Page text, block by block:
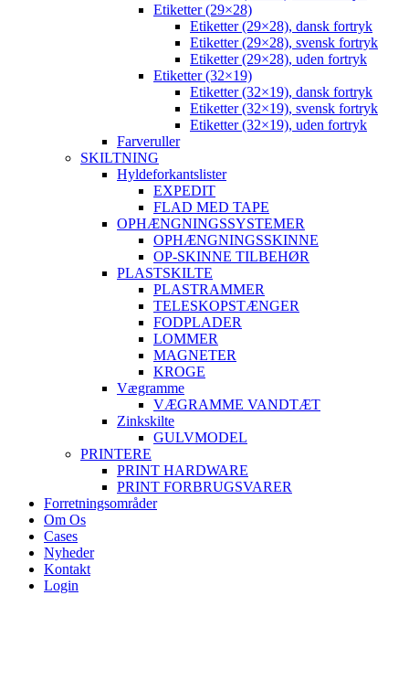
Etiketter (29×28)
Etiketter (29×28), dansk fortryk
Etiketter (29×28), svensk fortryk
Etiketter (29×28), uden fortryk
Etiketter (32×19)
Etiketter (32×19), dansk fortryk
Etiketter (32×19), svensk fortryk
Etiketter (32×19), uden fortryk
Farveruller
SKILTNING
Hyldeforkantslister
EXPEDIT
FLAD MED TAPE
OPHÆNGNINGSSYSTEMER
OPHÆNGNINGSSKINNE
OP-SKINNE TILBEHØR
PLASTSKILTE
PLASTRAMMER
TELESKOPSTÆNGER
FODPLADER
LOMMER
MAGNETER
KROGE
Vægramme
VÆGRAMME VANDTÆT
Zinkskilte
GULVMODEL
PRINTERE
PRINT HARDWARE
PRINT FORBRUGSVARER
Forretningsområder
Om Os
Cases
Nyheder
Kontakt
Login